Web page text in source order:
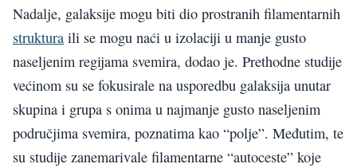
Nadalje, galaksije mogu biti dio prostranih filamentarnih
struktura ili se mogu naći u izolaciji u manje gusto
naseljenim regijama svemira, dodao je. Prethodne studije
većinom su se fokusirale na usporedbu galaksija unutar
skupina i grupa s onima u najmanje gusto naseljenim
područjima svemira, poznatima kao “polje”. Međutim, te
su studije zanemarivale filamentarne “autoceste” koje